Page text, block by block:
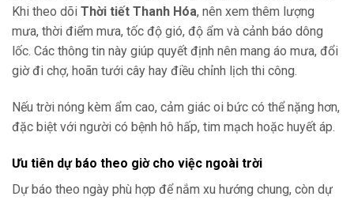
Khi theo dõi Thời tiết Thanh Hóa, nên xem thêm lượng
mưa, thời điểm mưa, tốc độ gió, độ ẩm và cảnh báo dông
lốc. Các thông tin này giúp quyết định nên mang áo mưa, đổi
giờ đi chợ, hoãn tưới cây hay điều chỉnh lịch thi công.
Nếu trời nóng kèm ẩm cao, cảm giác oi bức có thể nặng hơn,
đặc biệt với người có bệnh hô hấp, tim mạch hoặc huyết áp.
Ưu tiên dự báo theo giờ cho việc ngoài trời
Dự báo theo ngày phù hợp để nắm xu hướng chung, còn dự